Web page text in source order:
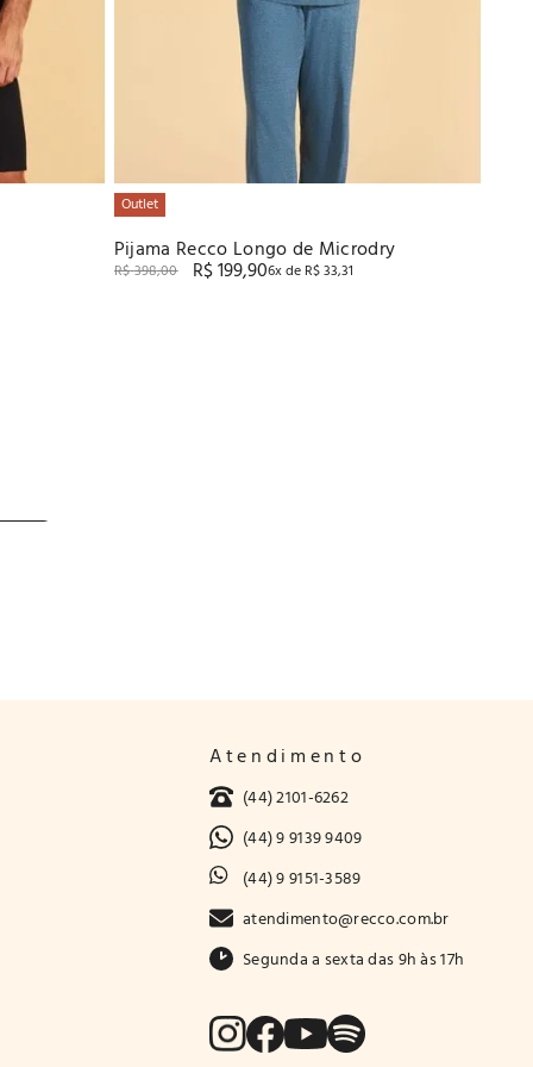
Outlet
Pijama Recco Longo de Microdry
R$398,00 R$199,906x de R$33,31
Atendimento
(44) 2101-6262
(44) 9 9139 9409
(44) 9 9151-3589
atendimento@recco.com.br
Segunda a sexta das 9h às 17h